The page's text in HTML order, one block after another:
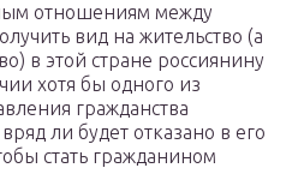
отношениям между
вид на жительство (а
в этой стране россиянину
хотя бы одного из
гражданства
ли будет отказано в его
стать гражданином